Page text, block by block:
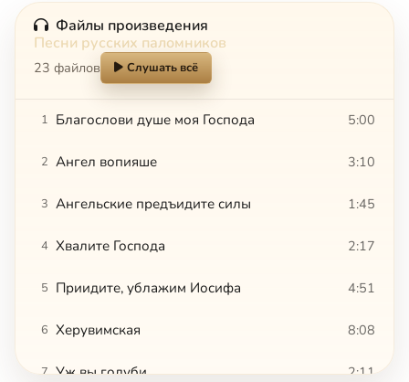
Файлы произведения
Песни русских паломников
23 файлов Слушать всё
1 Благослови душе моя Господа 5:00
2 Ангел вопияше 3:10
3 Ангельские предъидите силы 1:45
4 Хвалите Господа 2:17
5 Приидите, ублажим Иосифа 4:51
6 Херувимская 8:08
7 Уж вы голуби 2:11